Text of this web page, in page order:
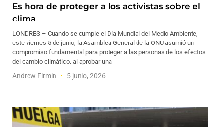
Es hora de proteger a los activistas sobre el
clima
LONDRES – Cuando se cumple el Día Mundial del Medio Ambiente,
este viernes 5 de junio, la Asamblea General de la ONU asumió un
compromiso fundamental para proteger a las personas de los efectos
del cambio climático, al aprobar una
Andrew Firmin 5 junio, 2026